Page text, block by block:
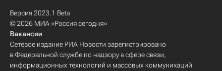
Версия 2023.1 Beta
© 2026 МИА «Россия сегодня»
Вакансии
Сетевое издание РИА Новости зарегистрировано
в Федеральной службе по надзору в сфере связи,
информационных технологий и массовых коммуникаций